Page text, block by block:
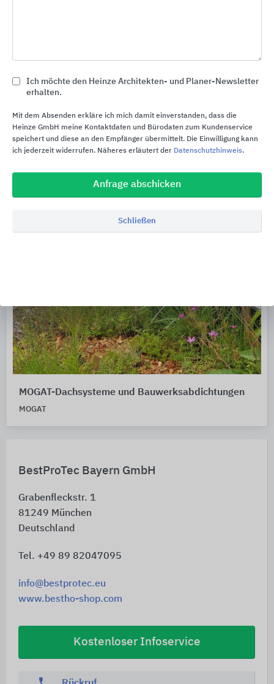
BestProTec Bayern GmbH
Grabenfleckstr. 1
81249 München
Deutschland
Tel. +49 89 82047095
info@bestprotec.eu
www.bestho-shop.com
Kostenloser Infoservice
Premium-Flachdachabdichtung und
BMI Deutschland WOLFIN
MOGAT-Dachsysteme und Bauwerksabdichtungen
MOGAT
Ich möchte den Heinze Architekten- und Planer-Newsletter
erhalten.
Mit dem Absenden erkläre ich mich damit einverstanden, dass die
Heinze GmbH meine Kontaktdaten und Bürodaten zum Kundenservice
speichert und diese an den Empfänger übermittelt. Die Einwilligung kann
ich jederzeit widerrufen. Näheres erläutert der Datenschutzhinweis.
Anfrage abschicken
Schließen